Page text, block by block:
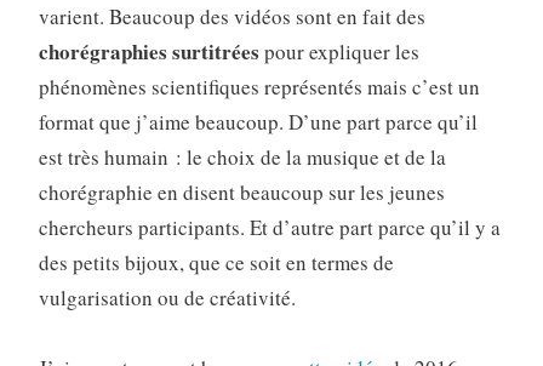
varient. Beaucoup des vidéos sont en fait des
chorégraphies surtitrées pour expliquer les
phénomènes scientifiques représentés mais c’est un
format que j’aime beaucoup. D’une part parce qu’il
est très humain : le choix de la musique et de la
chorégraphie en disent beaucoup sur les jeunes
chercheurs participants. Et d’autre part parce qu’il y a
des petits bijoux, que ce soit en termes de
vulgarisation ou de créativité.